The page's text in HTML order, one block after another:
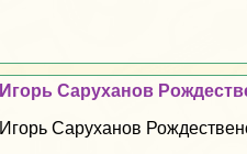
Игорь Саруханов
Игорь Саруханов